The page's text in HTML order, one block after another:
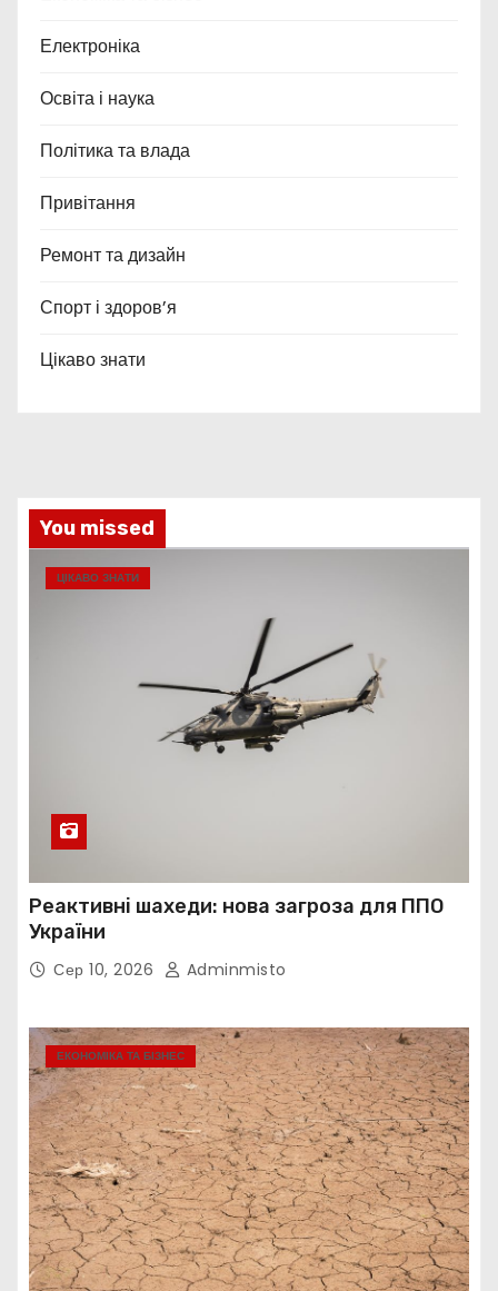
Електроніка
Освіта і наука
Політика та влада
Привітання
Ремонт та дизайн
Спорт і здоров’я
Цікаво знати
You missed
ЦІКАВО ЗНАТИ
Реактивні шахеди: нова загроза для ППО
України
Сер 10, 2026 Adminmisto
ЕКОНОМІКА ТА БІЗНЕС